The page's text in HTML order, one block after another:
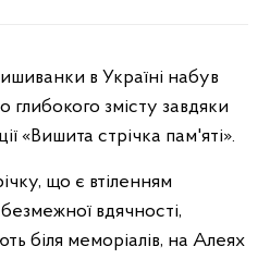
глибокого змісту завдяки
«Вишита стрічка пам'яті».
що є втіленням
вдячності,
біля меморіалів, на Алеях